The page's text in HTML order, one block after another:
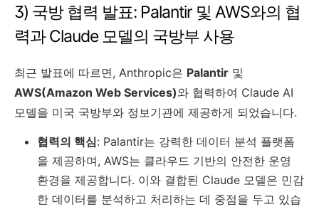
3) 국방 협력 발표: Palantir 및 AWS와의 협
력과 Claude 모델의 국방부 사용
최근 발표에 따르면, Anthropic은 Palantir 및
AWS(Amazon Web Services)와 협력하여 Claude AI
모델을 미국 국방부와 정보기관에 제공하게 되었습니다.
협력의 핵심: Palantir는 강력한 데이터 분석 플랫폼
을 제공하며, AWS는 클라우드 기반의 안전한 운영
환경을 제공합니다. 이와 결합된 Claude 모델은 민감
한 데이터를 분석하고 처리하는 데 중점을 두고 있습